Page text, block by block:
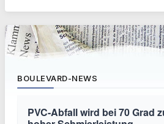
BOULEVARD-NEWS
PVC-Abfall wird bei 70 Grad